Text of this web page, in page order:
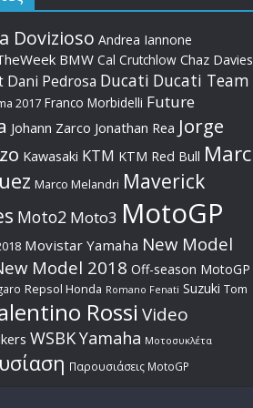
Dovizioso Andrea Iannone
BMW Cal Crutchlow Chaz Davies
Dani Pedrosa Ducati Ducati Team
2017 Franco Morbidelli Future
Johann Zarco Jonathan Rea Jorge
Kawasaki KTM KTM Red Bull Marc
Marco Melandri Maverick
Moto2 Moto3 MotoGP
Movistar Yamaha New Model
Model 2018 Off-season MotoGP
Repsol Honda Romano Fenati Suzuki Tom
Rossi Video
WSBKYamaha Μοτοσυκλέτα
Παρουσιάσεις MotoGP